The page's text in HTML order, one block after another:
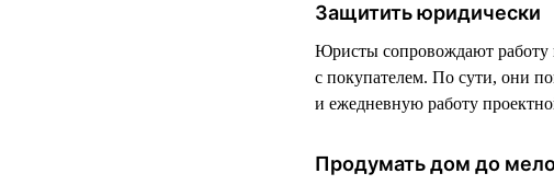
Защитить юридически
Юристы сопровождают работу
с покупателем. По сути, они
и ежедневную работу
Продумать дом до